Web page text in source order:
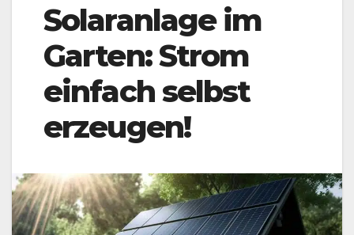
Solaranlage im
Garten: Strom
einfach selbst
erzeugen!